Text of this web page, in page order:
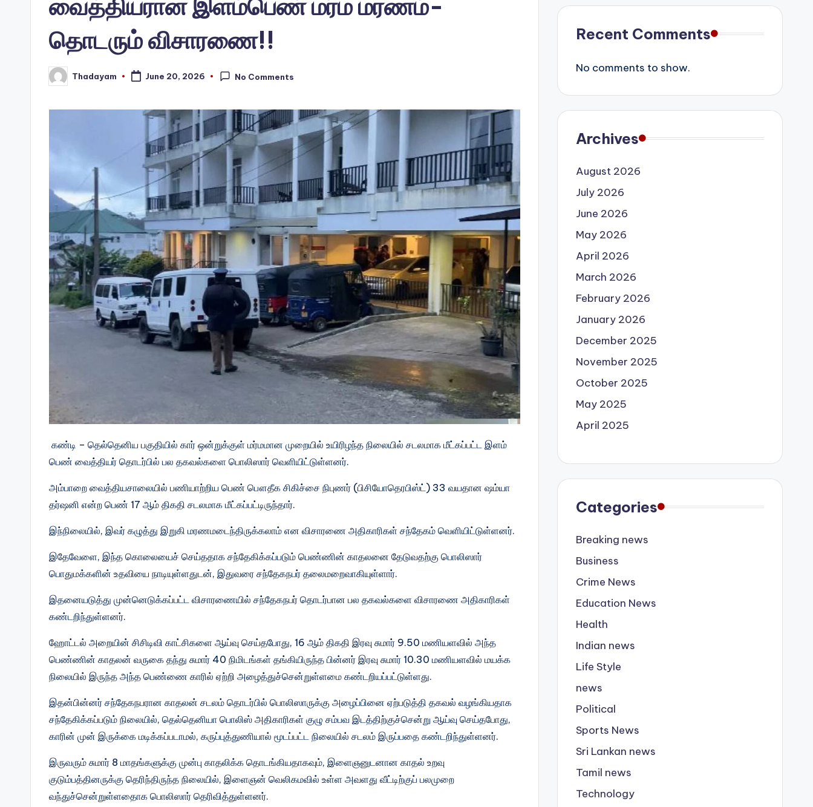
வைத்தியரான இளம்பெண் மர்ம மரணம்-
தொடரும் விசாரணை!!
Posted
by
Thadayam June 20, 2026 No Comments
கண்டி – தெல்தெனிய பகுதியில் கார் ஒன்றுக்குள் மர்மமான முறையில் உயிரிழந்த நிலையில் சடலமாக மீட்கப்பட்ட இளம்
பெண் வைத்தியர் தொடர்பில் பல தகவல்களை பொலிஸார் வெளியிட்டுள்ளனர்.
அம்பாறை வைத்தியசாலையில் பணியாற்றிய பெண் பௌதீக சிகிச்சை நிபுணர் (பிசியோதெரபிஸ்ட்) 33 வயதான ஷம்யா
தர்ஷனி என்ற பெண் 17 ஆம் திகதி சடலமாக மீட்கப்பட்டிருந்தார்.
இந்நிலையில், இவர் கழுத்து இறுகி மரணமடைந்திருக்கலாம் என விசாரணை அதிகாரிகள் சந்தேகம் வெளியிட்டுள்ளனர்.
இதேவேளை, இந்த கொலையைச் செய்ததாக சந்தேகிக்கப்படும் பெண்ணின் காதலனை தேடுவதற்கு பொலிஸார்
பொதுமக்களின் உதவியை நாடியுள்ளதுடன், இதுவரை சந்தேகநபர் தலைமறைவாகியுள்ளார்.
இதனையடுத்து முன்னெடுக்கப்பட்ட விசாரணையில் சந்தேகநபர் தொடர்பான பல தகவல்களை விசாரணை அதிகாரிகள்
கண்டறிந்துள்ளனர்.
ஹோட்டல் அறையின் சிசிடிவி காட்சிகளை ஆய்வு செய்தபோது, ​​16 ஆம் திகதி இரவு சுமார் 9.50 மணியளவில் அந்த
பெண்ணின் காதலன் வருகை தந்து சுமார் 40 நிமிடங்கள் தங்கியிருந்த பின்னர் இரவு சுமார் 10.30 மணியளவில் மயக்க
நிலையில் இருந்த அந்த பெண்ணை காரில் ஏற்றி அழைத்துச்சென்றுள்ளமை கண்டறியப்பட்டுள்ளது.
இதன்பின்னர் சந்தேகநபரான காதலன் சடலம் தொடர்பில் பொலிஸாருக்கு அழைப்பினை ஏற்படுத்தி தகவல் வழங்கியதாக
சந்தேகிக்கப்படும் நிலையில், தெல்தெனியா பொலிஸ் அதிகாரிகள் குழு சம்பவ இடத்திற்குச்சென்று ஆய்வு செய்தபோது, ​​
காரின் முன் இருக்கை மடிக்கப்படாமல், கருப்புத்துணியால் மூடப்பட்ட நிலையில் சடலம் இருப்பதை கண்டறிந்துள்ளனர்.
இருவரும் சுமார் 8 மாதங்களுக்கு முன்பு காதலிக்க தொடங்கியதாகவும், இளைஞனுடனான காதல் உறவு
குடும்பத்தினருக்கு தெரிந்திருந்த நிலையில், இளைஞன் வெலிகமவில் உள்ள அவளது வீட்டிற்குப் பலமுறை
வந்துச்சென்றுள்ளதைாக பொலிஸார் தெரிவித்துள்ளனர்.
Recent Comments
No comments to show.
Archives
August 2026
July 2026
June 2026
May 2026
April 2026
March 2026
February 2026
January 2026
December 2025
November 2025
October 2025
May 2025
April 2025
Categories
Breaking news
Business
Crime News
Education News
Health
Indian news
Life Style
news
Political
Sports News
Sri Lankan news
Tamil news
Technology